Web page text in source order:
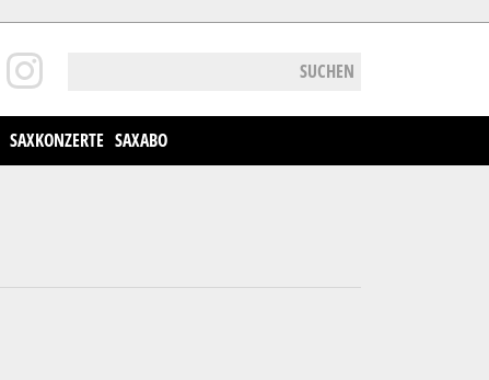
SUCHEN
SAXKONZERTE SAXABO